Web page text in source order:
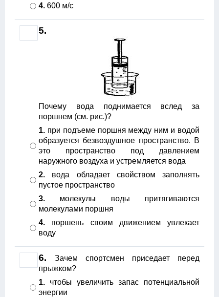
4. 600 м/с
5.
Почему вода поднимается вслед за
поршнем (см. рис.)?
1. при подъеме поршня между ним и водой
образуется безвоздушное пространство. В
это пространство под давлением
наружного воздуха и устремляется вода
2. вода обладает свойством заполнять
пустое пространство
3. молекулы воды притягиваются
молекулами поршня
4. поршень своим движением увлекает
воду
6.
Зачем спортсмен приседает перед
прыжком?
1. чтобы увеличить запас потенциальной
энергии